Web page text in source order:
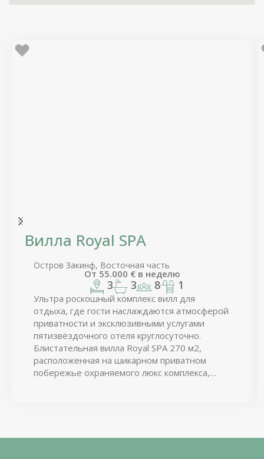
Вилла Royal SPA
Остров Закинф, Восточная часть
От 55.000 € в неделю
3 3 8 1
Ультра роскошный комплекс вилл для
отдыха, где гости наслаждаются атмосферой
приватности и эксклюзивными услугами
пятизвёздочного отеля круглосуточно.
Блистательная вилла Royal SPA 270 м2,
расположенная на шикарном приватном
побережье охраняемого люкс комплекса,